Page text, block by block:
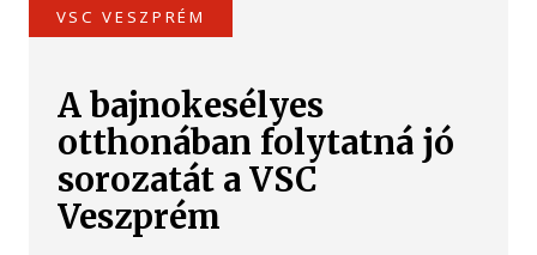
VSC VESZPRÉM
A bajnokesélyes
otthonában folytatná jó
sorozatát a VSC
Veszprém